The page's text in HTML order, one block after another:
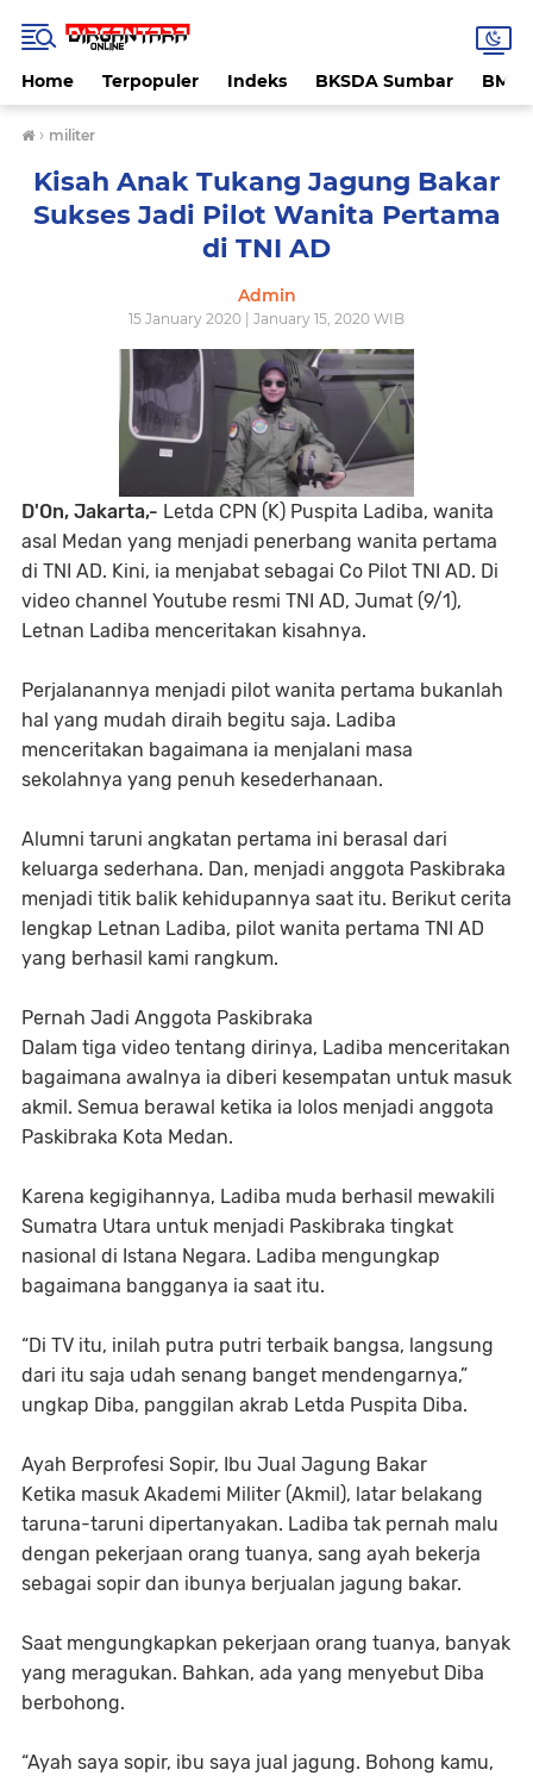
Home Terpopuler Indeks BKSDA Sumbar
› militer
Kisah Anak Tukang Jagung Bakar
Sukses Jadi Pilot Wanita Pertama
di TNI AD
Admin
15 January 2020 | January 15, 2020 WIB
D'On, Jakarta,- Letda CPN (K) Puspita Ladiba, wanita
asal Medan yang menjadi penerbang wanita pertama
di TNI AD. Kini, ia menjabat sebagai Co Pilot TNI AD. Di
video channel Youtube resmi TNI AD, Jumat (9/1),
Letnan Ladiba menceritakan kisahnya.
Perjalanannya menjadi pilot wanita pertama bukanlah
hal yang mudah diraih begitu saja. Ladiba
menceritakan bagaimana ia menjalani masa
sekolahnya yang penuh kesederhanaan.
Alumni taruni angkatan pertama ini berasal dari
keluarga sederhana. Dan, menjadi anggota Paskibraka
menjadi titik balik kehidupannya saat itu. Berikut cerita
lengkap Letnan Ladiba, pilot wanita pertama TNI AD
yang berhasil kami rangkum.
Pernah Jadi Anggota Paskibraka
Dalam tiga video tentang dirinya, Ladiba menceritakan
bagaimana awalnya ia diberi kesempatan untuk masuk
akmil. Semua berawal ketika ia lolos menjadi anggota
Paskibraka Kota Medan.
Karena kegigihannya, Ladiba muda berhasil mewakili
Sumatra Utara untuk menjadi Paskibraka tingkat
nasional di Istana Negara. Ladiba mengungkap
bagaimana bangganya ia saat itu.
“Di TV itu, inilah putra putri terbaik bangsa, langsung
dari itu saja udah senang banget mendengarnya,”
ungkap Diba, panggilan akrab Letda Puspita Diba.
Ayah Berprofesi Sopir, Ibu Jual Jagung Bakar
Ketika masuk Akademi Militer (Akmil), latar belakang
taruna-taruni dipertanyakan. Ladiba tak pernah malu
dengan pekerjaan orang tuanya, sang ayah bekerja
sebagai sopir dan ibunya berjualan jagung bakar.
Saat mengungkapkan pekerjaan orang tuanya, banyak
yang meragukan. Bahkan, ada yang menyebut Diba
berbohong.
“Ayah saya sopir, ibu saya jual jagung. Bohong kamu,